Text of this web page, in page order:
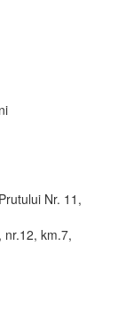
Nr. 11,
nr.12, km.7,